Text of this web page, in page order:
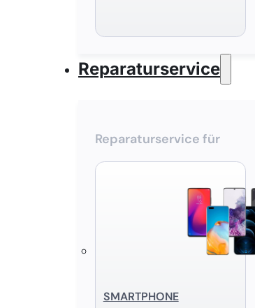
Reparaturservice
Reparaturservice für
SMART­PHONE